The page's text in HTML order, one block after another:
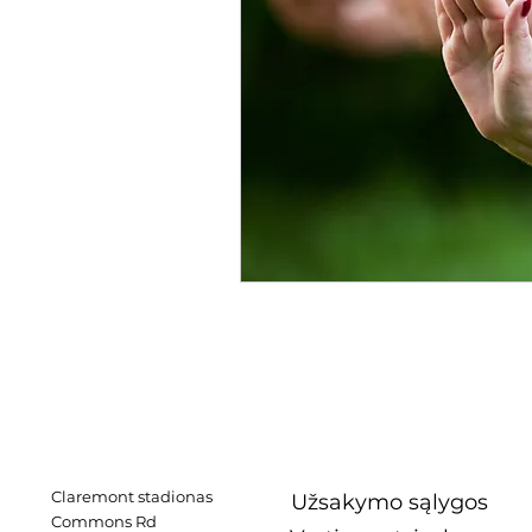
Claremont stadionas
Commons Rd
Užsakymo sąlygos